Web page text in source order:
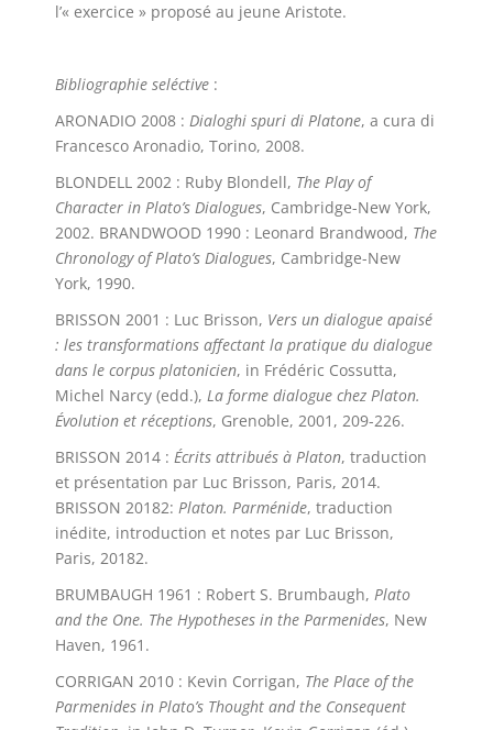
l’« exercice » proposé au jeune Aristote.
Bibliographie seléctive :
ARONADIO 2008 : Dialoghi spuri di Platone, a cura di
Francesco Aronadio, Torino, 2008.
BLONDELL 2002 : Ruby Blondell, The Play of
Character in Plato’s Dialogues, Cambridge-New York,
2002. BRANDWOOD 1990 : Leonard Brandwood, The
Chronology of Plato’s Dialogues, Cambridge-New
York, 1990.
BRISSON 2001 : Luc Brisson, Vers un dialogue apaisé
: les transformations affectant la pratique du dialogue
dans le corpus platonicien, in Frédéric Cossutta,
Michel Narcy (edd.), La forme dialogue chez Platon.
Évolution et réceptions, Grenoble, 2001, 209-226.
BRISSON 2014 : Écrits attribués à Platon, traduction
et présentation par Luc Brisson, Paris, 2014.
BRISSON 20182: Platon. Parménide, traduction
inédite, introduction et notes par Luc Brisson,
Paris, 20182.
BRUMBAUGH 1961 : Robert S. Brumbaugh, Plato
and the One. The Hypotheses in the Parmenides, New
Haven, 1961.
CORRIGAN 2010 : Kevin Corrigan, The Place of the
Parmenides in Plato’s Thought and the Consequent